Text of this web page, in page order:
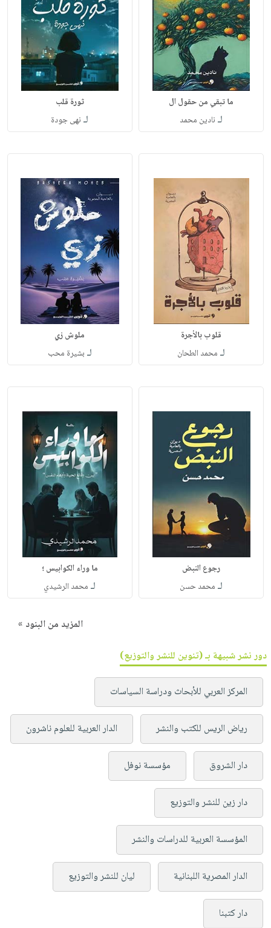
ما تبقي من حقول ال
لـ نادين محمد
ثورة قلب
لـ نهى جودة
قلوب بالأجرة
لـ محمد الطحان
ملوش زي
لـ بشيرة محب
رجوع النبض
لـ محمد حسن
ما وراء الكوابيس ؛
لـ محمد الرشيدي
المزيد من البنود »
دور نشر شبيهة بـ (تنوين للنشر والتوزيع)
المركز العربي للأبحاث ودراسة السياسات
رياض الريس للكتب والنشر الدار العربية للعلوم ناشرون
دار الشروق مؤسسة نوفل
دار زين للنشر والتوزيع
المؤسسة العربية للدراسات والنشر
الدار المصرية اللبنانية ليان للنشر والتوزيع
دار كتبنا